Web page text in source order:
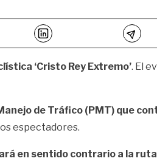
‘Cristo Rey Extremo’. El
de Tráfico (PMT) que
espectadores.
en sentido contrario a la